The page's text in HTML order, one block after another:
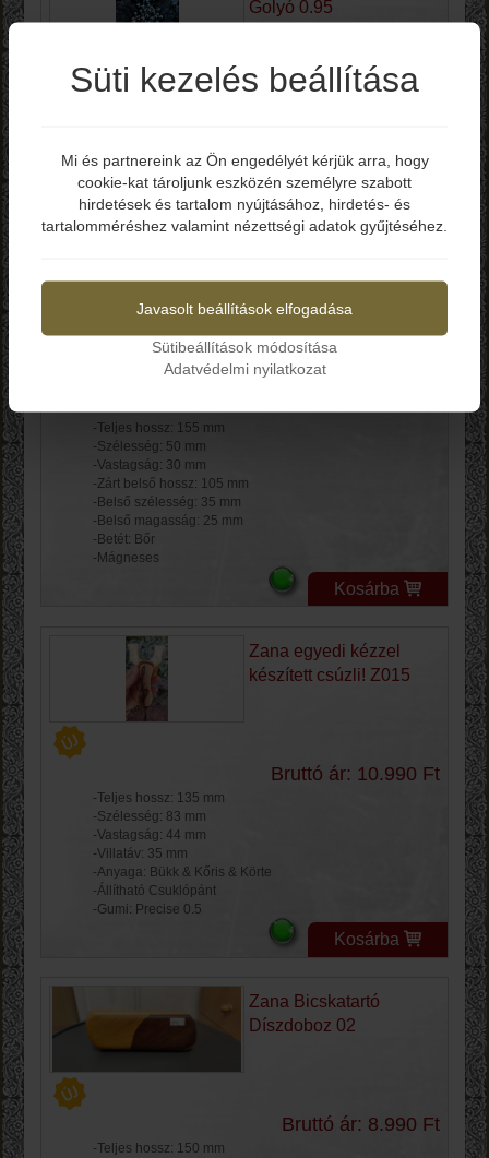
Golyó 0.95
-Darabszám: 70 db
Kosárba
Zana Bicskatartó
Díszdoboz 01
-Teljes hossz: 155 mm
-Szélesség: 50 mm
-Vastagság: 30 mm
-Zárt belső hossz: 105 mm
-Belső szélesség: 35 mm
-Belső magasság: 25 mm
-Betét: Bőr
-Mágneses
Kosárba
Zana egyedi kézzel
készített csúzli! Z015
Bruttó ár: 10.990 Ft
-Teljes hossz: 135 mm
-Szélesség: 83 mm
-Vastagság: 44 mm
-Villatáv: 35 mm
-Anyaga: Bükk & Kőris & Körte
-Állítható Csuklópánt
-Gumi: Precise 0.5
Kosárba
Zana Bicskatartó
Díszdoboz 02
Bruttó ár: 8.990 Ft
-Teljes hossz: 150 mm
Elmúltál már 18 éves?
Süti kezelés beállítása
Mi és partnereink az Ön engedélyét kérjük arra, hogy
cookie-kat tároljunk eszközén személyre szabott
hirdetések és tartalom nyújtásához, hirdetés- és
tartalomméréshez valamint nézettségi adatok gyűjtéséhez.
Javasolt beállítások elfogadása
Sütibeállítások módosítása
Adatvédelmi nyilatkozat